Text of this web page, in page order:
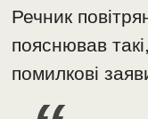
Речник
пояснював
помилкові